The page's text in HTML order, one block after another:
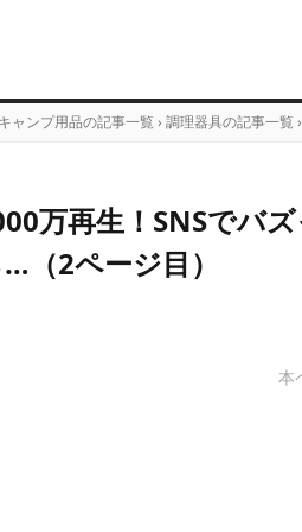
キャンプ用品の記事一覧 › 調理器具の記事一覧 ›
万再生！SNSでバ
（2ページ目）
本